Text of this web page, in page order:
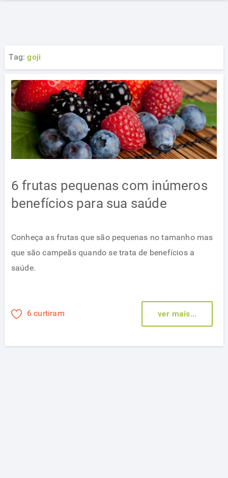
Tag:goji
6 frutas pequenas com inúmeros
benefícios para sua saúde
Conheça as frutas que são pequenas no tamanho mas
que são campeãs quando se trata de benefícios a
saúde.
6 curtiram ver mais...